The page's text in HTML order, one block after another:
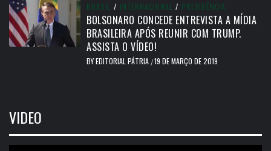
BRASIL / INTERNACIONAL / PRESIDÊNCIA
BOLSONARO CONCEDE ENTREVISTA A MÍDIA
BRASILEIRA APÓS REUNIR COM TRUMP.
ASSISTA O VÍDEO!
BYEDITORIAL PÁTRIA /19 DE MARÇO DE 2019
VIDEO